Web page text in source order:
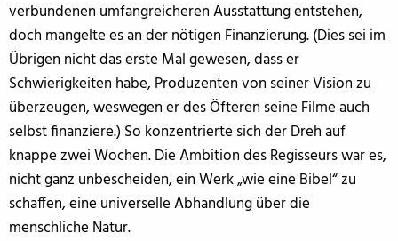
verbundenen umfangreicheren Ausstattung entstehen,
doch mangelte es an der nötigen Finanzierung. (Dies sei im
Übrigen nicht das erste Mal gewesen, dass er
Schwierigkeiten habe, Produzenten von seiner Vision zu
überzeugen, weswegen er des Öfteren seine Filme auch
selbst finanziere.) So konzentrierte sich der Dreh auf
knappe zwei Wochen. Die Ambition des Regisseurs war es,
nicht ganz unbescheiden, ein Werk „wie eine Bibel“ zu
schaffen, eine universelle Abhandlung über die
menschliche Natur.